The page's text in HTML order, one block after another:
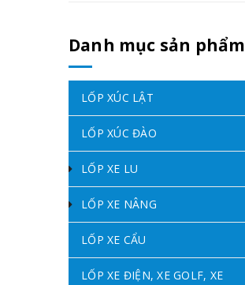
Danh mục sản phẩm
LỐP XÚC LẬT
LỐP XÚC ĐÀO
LỐP XE LU
LỐP XE NÂNG
LỐP XE CẨU
LỐP XE ĐIỆN, XE GOLF, XE